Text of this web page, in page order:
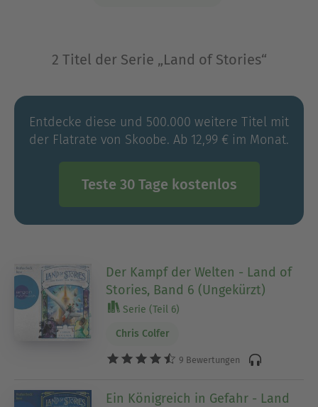
2 Titel der Serie „Land of Stories“
Entdecke diese und 500.000 weitere Titel mit
der Flatrate von Skoobe. Ab 12,99 € im Monat.
Teste 30 Tage kostenlos
Der Kampf der Welten - Land of
Stories, Band 6 (Ungekürzt)
Serie (Teil 6)
Chris Colfer
9 Bewertungen
Ein Königreich in Gefahr - Land